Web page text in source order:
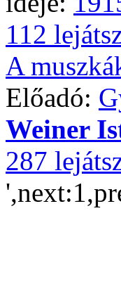
112
A
Előadó:
Weiner
287